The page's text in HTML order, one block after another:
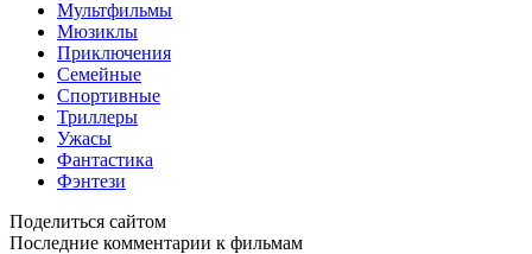
Мультфильмы
Мюзиклы
Приключения
Семейные
Спортивные
Триллеры
Ужасы
Фантастика
Фэнтези
Поделиться сайтом
Последние комментарии к фильмам